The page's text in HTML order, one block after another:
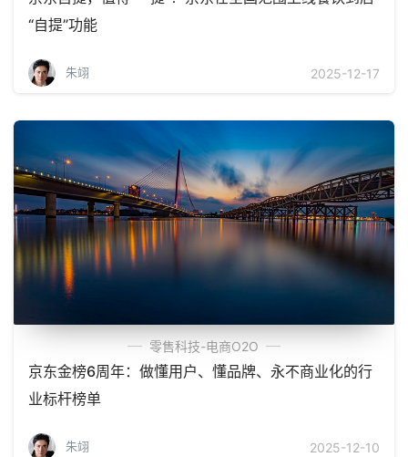
“自提”功能
朱翊 2025-12-17
零售科技-电商O2O
京东金榜6周年：做懂用户、懂品牌、永不商业化的行
业标杆榜单
朱翊 2025-12-10